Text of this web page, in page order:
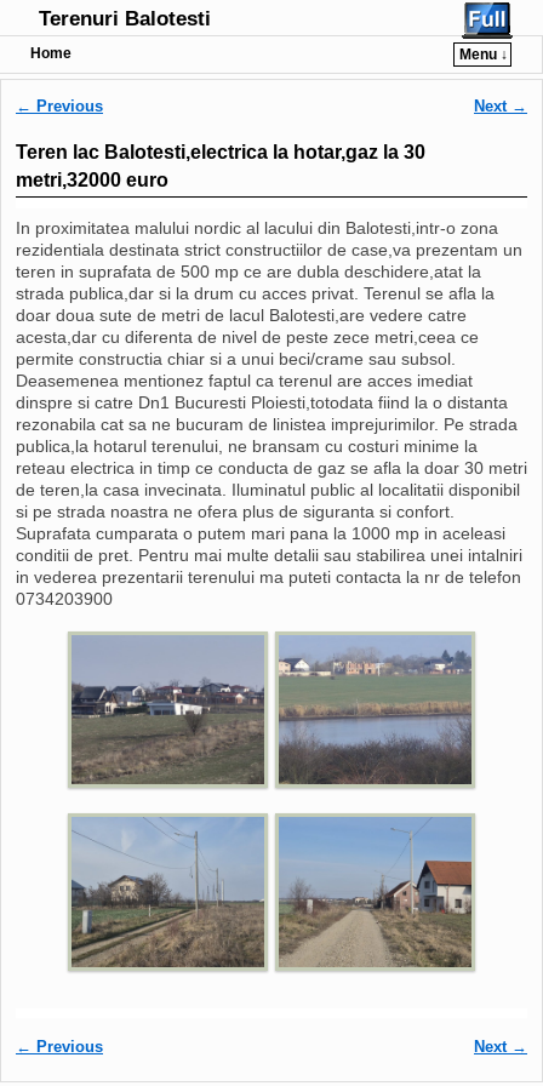
Terenuri Balotesti
Home Menu ↓
Post navigation
← Previous Next →
Teren lac Balotesti,electrica la hotar,gaz la 30
metri,32000 euro
In proximitatea malului nordic al lacului din Balotesti,intr-o zona
rezidentiala destinata strict constructiilor de case,va prezentam un
teren in suprafata de 500 mp ce are dubla deschidere,atat la
strada publica,dar si la drum cu acces privat. Terenul se afla la
doar doua sute de metri de lacul Balotesti,are vedere catre
acesta,dar cu diferenta de nivel de peste zece metri,ceea ce
permite constructia chiar si a unui beci/crame sau subsol.
Deasemenea mentionez faptul ca terenul are acces imediat
dinspre si catre Dn1 Bucuresti Ploiesti,totodata fiind la o distanta
rezonabila cat sa ne bucuram de linistea imprejurimilor. Pe strada
publica,la hotarul terenului, ne bransam cu costuri minime la
reteau electrica in timp ce conducta de gaz se afla la doar 30 metri
de teren,la casa invecinata. Iluminatul public al localitatii disponibil
si pe strada noastra ne ofera plus de siguranta si confort.
Suprafata cumparata o putem mari pana la 1000 mp in aceleasi
conditii de pret. Pentru mai multe detalii sau stabilirea unei intalniri
in vederea prezentarii terenului ma puteti contacta la nr de telefon
0734203900
Post navigation
← Previous Next →